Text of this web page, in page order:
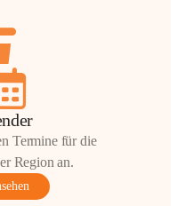
Termine für die
Region an.